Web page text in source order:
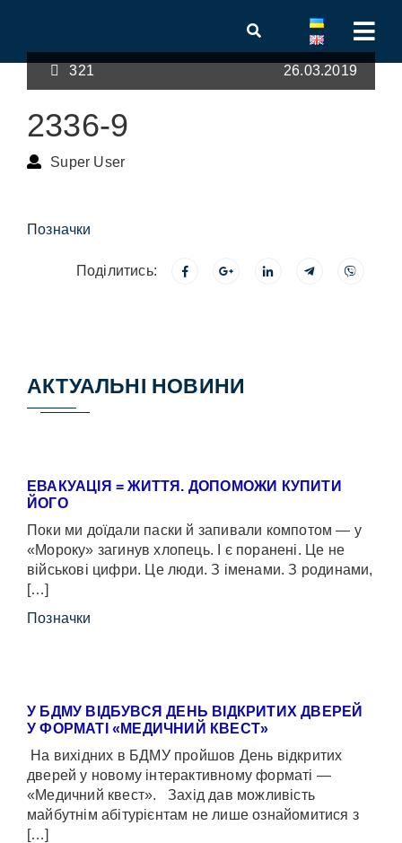
321 26.03.2019
2336-9
Super User
Позначки
Поділитись:
АКТУАЛЬНІ НОВИНИ
ЕВАКУАЦІЯ = ЖИТТЯ. ДОПОМОЖИ КУПИТИ
ЙОГО
Поки ми доїдали паски й запивали компотом — у
«Мороку» загинув хлопець. І є поранені. Це не
військові цифри. Це люди. З іменами. З родинами,
[…]
Позначки
У БДМУ ВІДБУВСЯ ДЕНЬ ВІДКРИТИХ ДВЕРЕЙ
У ФОРМАТІ «МЕДИЧНИЙ КВЕСТ»
На вихідних в БДМУ пройшов День відкритих
дверей у новому інтерактивному форматі —
«Медичний квест». Захід дав можливість
майбутнім абітурієнтам не лише ознайомитися з
[…]